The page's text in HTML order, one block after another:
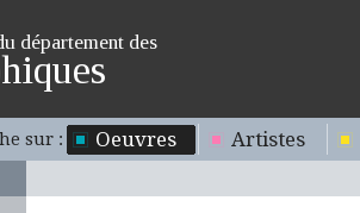
département des
sur : Oeuvres Artistes